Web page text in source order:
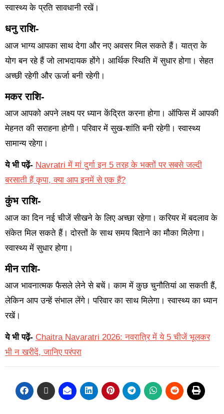
स्वास्थ्य के प्रति सावधानी रखें।
धनु राशि-
आज भाग्य आपका साथ देगा और नए अवसर मिल सकते हैं। यात्रा के
योग बन रहे हैं जो लाभदायक होंगे। आर्थिक स्थिति में सुधार होगा। सेहत
अच्छी रहेगी और ऊर्जा बनी रहेगी।
मकर राशि-
आज आपको अपने लक्ष्य पर ध्यान केंद्रित करना होगा। ऑफिस में आपकी
मेहनत की सराहना होगी। परिवार में सुख-शांति बनी रहेगी। स्वास्थ्य
सामान्य रहेगा।
ये भी पढ़ें- Navratri में मां दुर्गा इन 5 तरह के भक्तों पर सबसे जल्दी
बरसाती हैं कृपा, क्या आप इनमें से एक हैं?
कुंभ राशि-
आज का दिन नई चीजें सीखने के लिए अच्छा रहेगा। करियर में बदलाव के
संकेत मिल सकते हैं। दोस्तों के साथ समय बिताने का मौका मिलेगा।
स्वास्थ्य में सुधार होगा।
मीन राशि-
आज भावनात्मक फैसले लेने से बचें। काम में कुछ चुनौतियां आ सकती हैं,
लेकिन आप उन्हें संभाल लेंगे। परिवार का साथ मिलेगा। स्वास्थ्य का ध्यान
रखें।
ये भी पढ़ें- Chaitra Navaratri 2026: नवरात्रि में ये 5 चीजें भूलकर
भी न खरीदें, जानिए परंपरा